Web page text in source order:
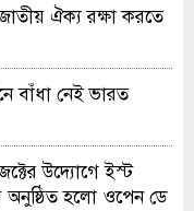
ঐক্য রক্ষা করতে
বাঁধা নেই ভারত
উদ্যোগে ইস্ট
হলো ওপেন ডে